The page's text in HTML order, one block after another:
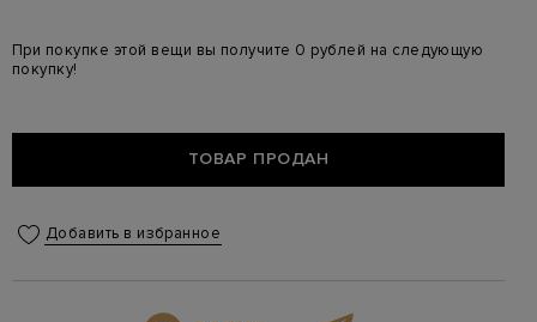
При покупке этой вещи вы получите 0 рублей на следующую
покупку!
ТОВАР ПРОДАН
Добавить в избранное